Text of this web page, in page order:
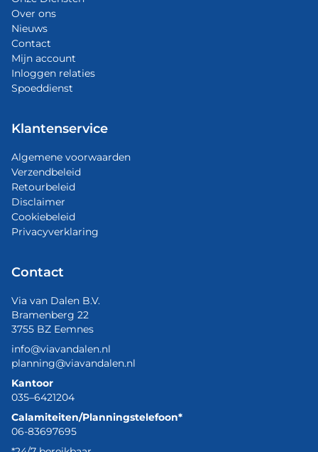
Over ons
Nieuws
Contact
Mijn account
Inloggen relaties
Spoeddienst
Klantenservice
Algemene voorwaarden
Verzendbeleid
Retourbeleid
Disclaimer
Cookiebeleid
Privacyverklaring
Contact
Via van Dalen B.V.
Bramenberg 22
3755 BZ Eemnes
info@viavandalen.nl
planning@viavandalen.nl
Kantoor
035–6421204
Calamiteiten/Planningstelefoon*
06-83697695